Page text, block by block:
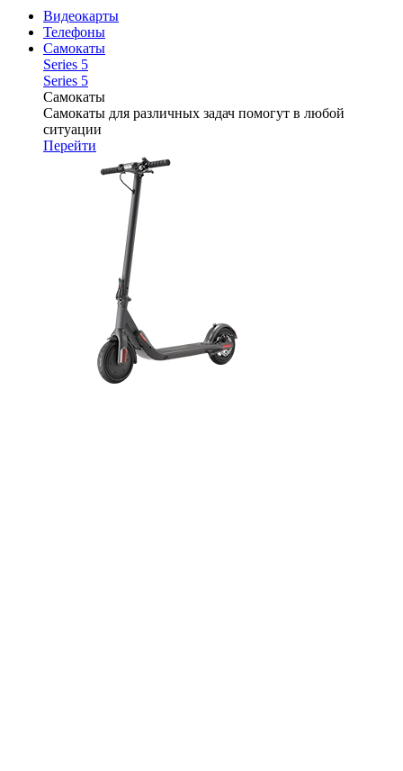
Видеокарты
Телефоны
Самокаты
Series 5
Series 5
Самокаты
Самокаты для различных задач помогут в любой
ситуации
Перейти